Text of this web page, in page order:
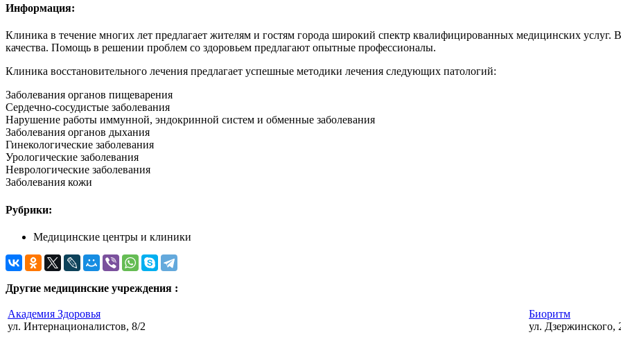
Информация:
Клиника в течение многих лет предлагает жителям и гостям города широкий спектр квалифицированных медицинских услуг.
качества. Помощь в решении проблем со здоровьем предлагают опытные профессионалы.
Клиника восстановительного лечения предлагает успешные методики лечения следующих патологий:
Заболевания органов пищеварения
Сердечно-сосудистые заболевания
Нарушение работы иммунной, эндокринной систем и обменные заболевания
Заболевания органов дыхания
Гинекологические заболевания
Урологические заболевания
Неврологические заболевания
Заболевания кожи
Рубрики:
Медицинские центры и клиники
Другие медицинские учреждения :
Академия Здоровья
ул. Интернационалистов, 8/2
Биоритм
ул. Дзержинского,